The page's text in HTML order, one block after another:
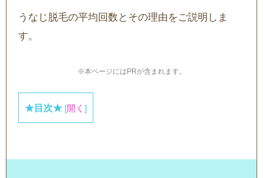
うなじ脱毛の平均回数とその理由をご説明しま
す。
※本ページにはPRが含まれます。
★目次★ [開く ]